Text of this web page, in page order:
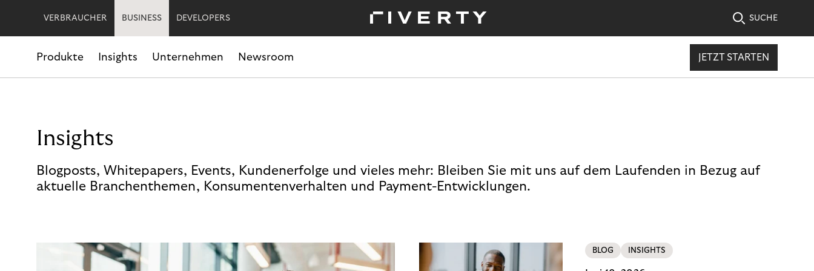
VERBRAUCHER BUSINESS DEVELOPERS SUCHE
Produkte Insights Unternehmen Newsroom JETZT STARTEN
Insights
Blogposts, Whitepapers, Events, Kundenerfolge und vieles mehr: Bleiben Sie mit uns auf dem Laufenden in Bezug auf
aktuelle Branchenthemen, Konsumentenverhalten und Payment-Entwicklungen.
BLOG INSIGHTS